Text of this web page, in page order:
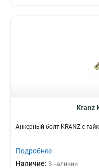
Kranz
Анкерный болт KRANZ с
Подробнее
Наличие: В наличии